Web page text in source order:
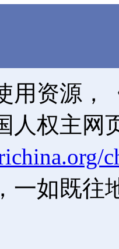
用资源，
人权主网
一如既往